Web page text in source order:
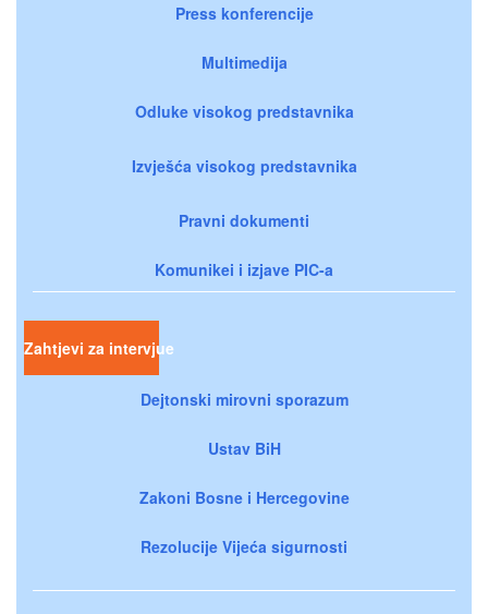
Press konferencije
Multimedija
Odluke visokog predstavnika
Izvješća visokog predstavnika
Pravni dokumenti
Komunikei i izjave PIC-a
Zahtjevi za intervjue
Dejtonski mirovni sporazum
Ustav BiH
Zakoni Bosne i Hercegovine
Rezolucije Vijeća sigurnosti